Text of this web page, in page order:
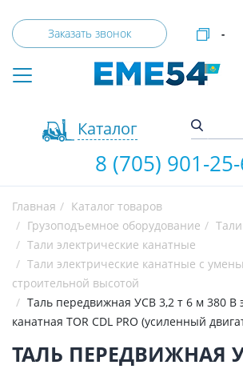
Заказать звонок
Каталог
-
8 (705) 901-
Главная
Каталог товаров
Грузоподъемное оборудование
Тали
Тали электрические канатные
Тали электрические канатные с
строительной высотой
Таль передвижная УСВ 3,2 т 6 м 380 В электрическая
канатная TOR CDL PRO (усиленный
ТАЛЬ ПЕРЕДВИЖНАЯ УСВ